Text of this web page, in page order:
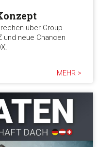
über Group
und neue Chancen
MEHR >